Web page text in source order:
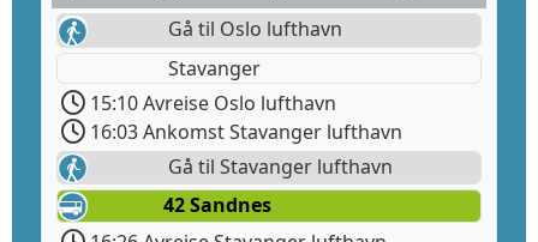
Gå til Oslo lufthavn
Stavanger
15:10 Avreise Oslo lufthavn
16:03 Ankomst Stavanger lufthavn
Gå til Stavanger lufthavn
42 Sandnes